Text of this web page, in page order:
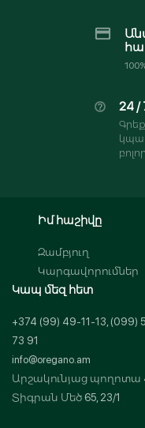
24 /
Իմ հաշիվը
Զամբյուղ
Կարգավորումներ
Կապ մեզ հետ
+374 (99) 49-11-13, (099)
73 91
info@oregano.am
Արշակունյաց պողոտա
Տիգրան Մեծ 65, 23/1